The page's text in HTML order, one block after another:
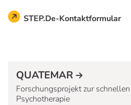
STEP.De-Kontaktformular
QUATEMAR
Forschungsprojekt zur
Psychotherapie